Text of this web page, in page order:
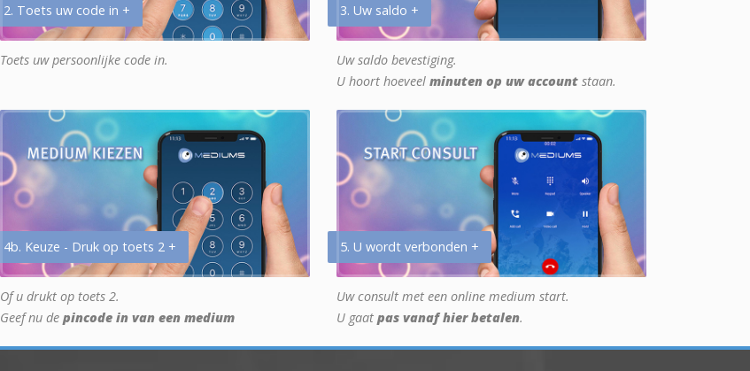
2. Toets uw code in +
Toets uw persoonlijke code in.
3. Uw saldo +
Uw saldo bevestiging.
U hoort hoeveel minuten op uw account staan.
4b. Keuze - Druk op toets 2 +
Of u drukt op toets 2.
Geef nu de pincode in van een medium
5. U wordt verbonden +
Uw consult met een online medium start.
U gaat pas vanaf hier betalen.